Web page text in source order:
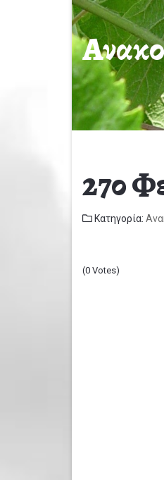
27ο
Κατηγορία:
(0 Votes)